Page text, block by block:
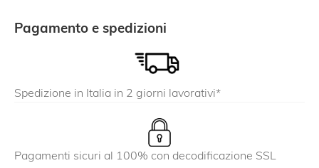
Pagamento e spedizioni
Spedizione in Italia in 2 giorni lavorativi*
Pagamenti sicuri al 100% con decodificazione SSL